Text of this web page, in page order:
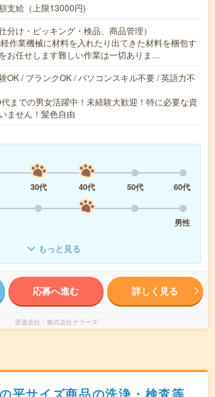
支給（上限13000円)
分け・ピッキング・検品、商品管理）
作業機械に材料を入れたり出てきた材料を梱包す
お任せします難しい作業は一切ありま…
OK / ブランクOK / パソコンスキル不要 / 英語力不
までの男女活躍中！未経験大歓迎！特に必要な資
ません！髪色自由
30代 40代 50代
60代
男性
もっと見る
応募へ進む 詳しく見る
派遣会社 株式会社ナラーズ
平サイズ商品の洗浄・検査等